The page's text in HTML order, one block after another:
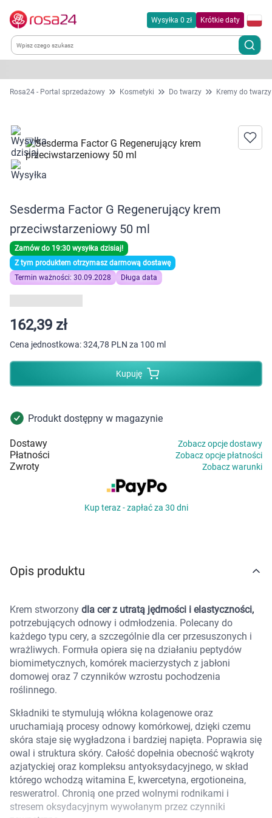
Korzystamy z plików cookies w celu
Wysyłka 0 zł Krótkie daty
Kategorie
Dla zwierząt
Dom i ogród
Zdrowie
Kobieta w ciąży i mama
Dziecko
Higiena
Sprzęt medyczny
Rosa24 - Portal sprzedażowy Kosmetyki Do twarzy Kremy do twarzy
Sesderma Factor G Regenerujący krem
przeciwstarzeniowy 50 ml
Zamów do 19:30 wysyłka dzisiaj!
Z tym produktem otrzymasz darmową dostawę
Termin ważności: 30.09.2028
Długa data
162,39 zł
Cena jednostkowa:324,78 PLN za 100 ml
Kupuję
Produkt dostępny w magazynie
Dostawy Zobacz opcje dostawy
Płatności Zobacz opcje płatności
Zwroty Zobacz warunki
Kup teraz - zapłać za 30 dni
Opis produktu
Krem stworzony dla cer z utratą jędrności i elastyczności,
potrzebujących odnowy i odmłodzenia. Polecany do
każdego typu cery, a szczególnie dla cer przesuszonych i
wrażliwych. Formuła opiera się na działaniu peptydów
biomimetycznych, komórek macierzystych z jabłoni
domowej oraz 7 czynników wzrostu pochodzenia
roślinnego.
Składniki te stymulują włókna kolagenowe oraz
uruchamiają procesy odnowy komórkowej, dzięki czemu
skóra staje się wygładzona i bardziej napięta. Poprawia się
owal i struktura skóry. Całość dopełnia obecność wąkroty
azjatyckiej oraz kompleksu antyoksydacyjnego, w skład
którego wchodzą witamina E, kwercetyna, ergotioneina,
resweratrol. Chronią one przed wolnymi rodnikami i
stresem oksydacyjnym wywołanym przez czynniki